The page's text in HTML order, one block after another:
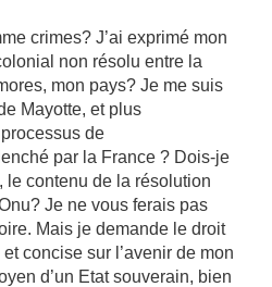
crimes? J’ai exprimé mon
non résolu entre la
mon pays? Je me suis
Mayotte, et plus
de
par la France ? Dois-je
le contenu de la résolution
Je ne vous ferais pas
Mais je demande le droit
concise sur l’avenir de mon
d’un Etat souverain, bien